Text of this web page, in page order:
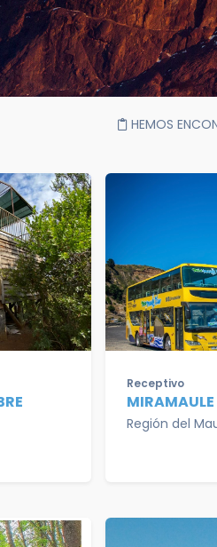
HEMOS
Receptivo
Región del